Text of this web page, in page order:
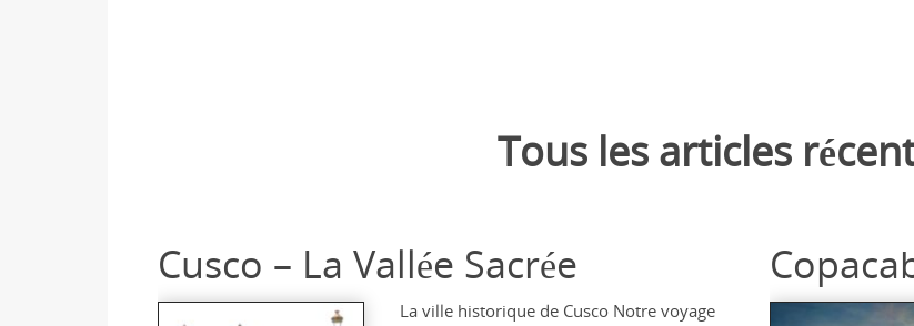
Tous les articles
Cusco – La Vallée Sacrée
La ville historique de Cusco Notre voyage